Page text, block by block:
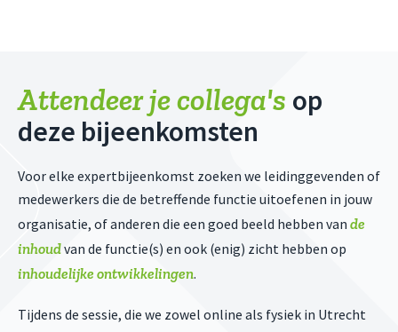
Attendeer je collega's op
deze bijeenkomsten
Voor elke expertbijeenkomst zoeken we leidinggevenden of
medewerkers die de betreffende functie uitoefenen in jouw
organisatie, of anderen die een goed beeld hebben van de
inhoudvan de functie(s) en ook (enig) zicht hebben op
inhoudelijke ontwikkelingen.
Tijdens de sessie, die we zowel online als fysiek in Utrecht